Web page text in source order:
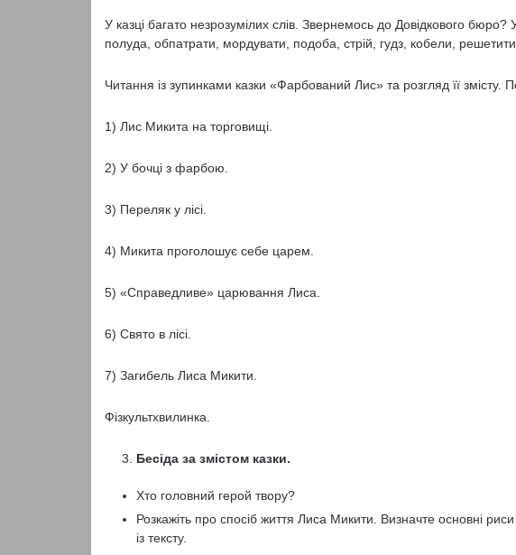
У казці багато незрозумілих слів. Звернемось до Довідкового
полуда, обпатрати, мордувати, подоба, стрій, гудз, кобели,
Читання із зупинками казки «Фарбований Лис» та розгляд її змісту.
1) Лис Микита на торговищі.
2) У бочці з фарбою.
3) Переляк у лісі.
4) Микита проголошує себе царем.
5) «Справедливе» царювання Лиса.
6) Свято в лісі.
7) Загибель Лиса Микити.
Фізкультхвилинка.
Бесіда за змістом казки.
Хто головний герой твору?
Розкажіть про спосіб життя Лиса Микити. Визначте основні
із тексту.